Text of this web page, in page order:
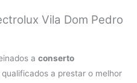
Vila Dom Pedro
aconserto
qualificados a prestar o melhor